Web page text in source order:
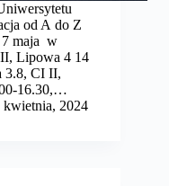
od A do Z
7 maja w
Lipowa 4 14
3.8, CI II,
16.30,…
kwietnia, 2024